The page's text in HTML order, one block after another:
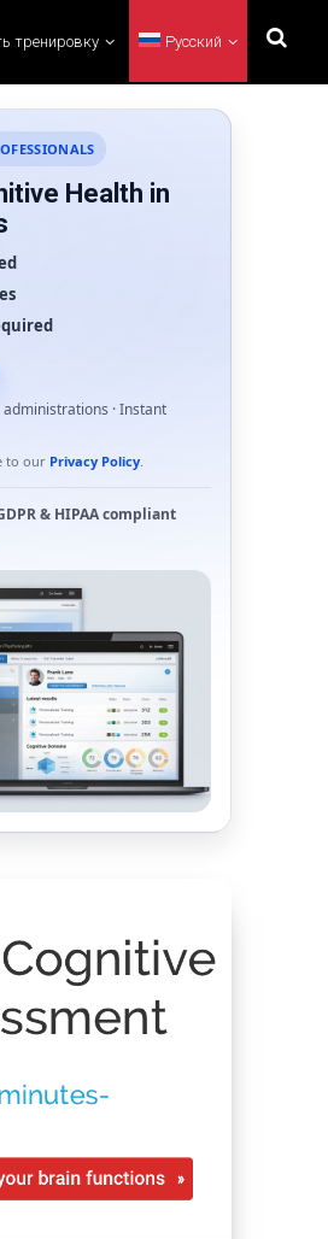
тренировку Русский
Health in
· Instant
to our Privacy Policy.
& HIPAAcompliant